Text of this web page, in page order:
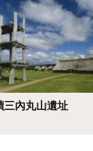
三內丸山遺址